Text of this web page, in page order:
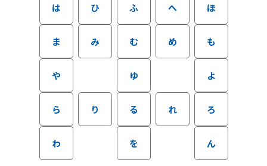
は ひ ふ へ ほ
ま み む め も
や ゆ よ
ら り る れ ろ
わ を ん